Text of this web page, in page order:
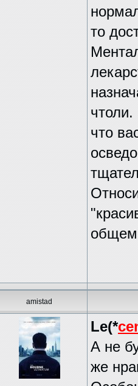
то
чтоли.
что
общем
amistad
Le(*
А не
же